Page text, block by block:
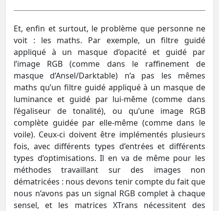
Et, enfin et surtout, le problème que personne ne
voit : les maths. Par exemple, un filtre guidé
appliqué à un masque d’opacité et guidé par
l’image RGB (comme dans le raffinement de
masque d’Ansel/Darktable) n’a pas les mêmes
maths qu’un filtre guidé appliqué à un masque de
luminance et guidé par lui-même (comme dans
l’égaliseur de tonalité), ou qu’une image RGB
complète guidée par elle-même (comme dans le
voile). Ceux-ci doivent être implémentés plusieurs
fois, avec différents types d’entrées et différents
types d’optimisations. Il en va de même pour les
méthodes travaillant sur des images non
dématricées : nous devons tenir compte du fait que
nous n’avons pas un signal RGB complet à chaque
sensel, et les matrices XTrans nécessitent des